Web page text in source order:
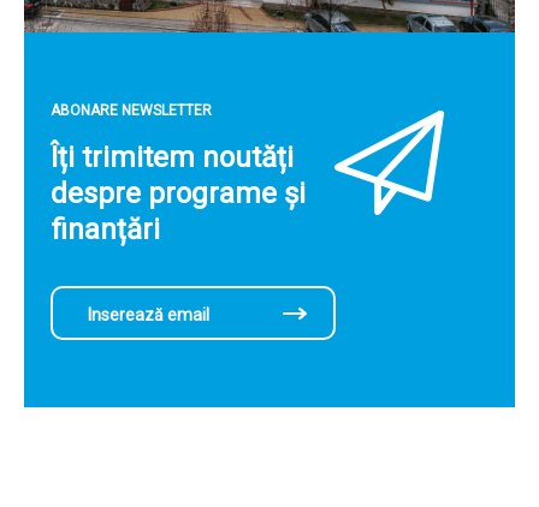
ABONARE NEWSLETTER
Îți trimitem noutăți
despre programe și
finanțări